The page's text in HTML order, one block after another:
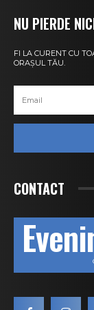
NU PIERDE
FI LA CURENT CU
ORAȘUL TĂU.
CONTACT